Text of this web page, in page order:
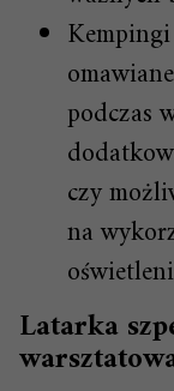
podczas
czy
na
Latarka